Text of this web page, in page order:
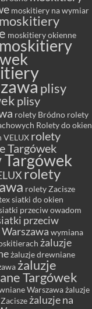
moskitiery na wymiar
moskitiery
moskitiery okienne
moskitiery
plisy
plisy
rolety Bródno rolety
Rolety do okien
VELUX rolety
Targówek
rolety
rolety Zacisze
siatki do okien
przeciw owadom
przeciw
wymiana
żaluzje
żaluzje drewniane
żaluzje
Targówek
Warszawa żaluzje
żaluzje na